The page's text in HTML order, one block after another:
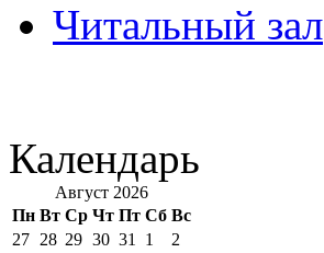
Читальный зал
Календарь
Август 2026
Пн Вт Ср Чт Пт Сб Вс
27 28 29 30 31 1
2